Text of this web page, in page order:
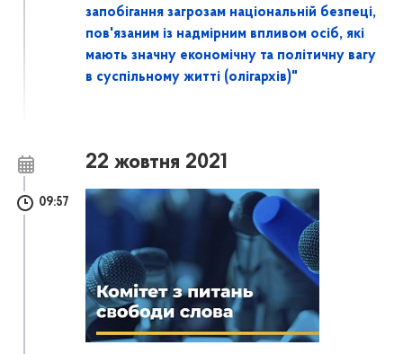
запобігання загрозам національній безпеці,
пов'язаним із надмірним впливом осіб, які
мають значну економічну та політичну вагу
в суспільному житті (олігархів)"
22 жовтня 2021
09:57